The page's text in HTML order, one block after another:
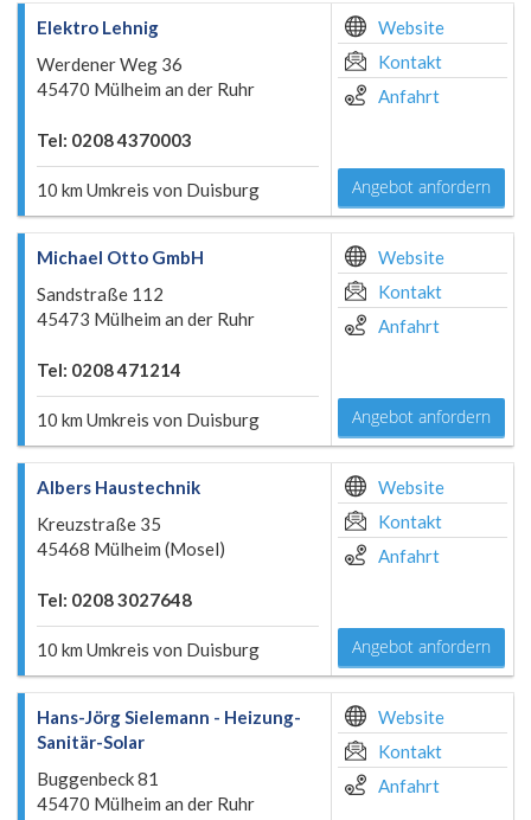
Elektro Lehnig
Werdener Weg 36
45470 Mülheim an der Ruhr
Tel: 0208 4370003
10 km Umkreis von Duisburg
Website
Kontakt
Anfahrt
Angebot anfordern
Michael Otto GmbH
Sandstraße 112
45473 Mülheim an der Ruhr
Tel: 0208 471214
10 km Umkreis von Duisburg
Website
Kontakt
Anfahrt
Angebot anfordern
Albers Haustechnik
Kreuzstraße 35
45468 Mülheim (Mosel)
Tel: 0208 3027648
10 km Umkreis von Duisburg
Website
Kontakt
Anfahrt
Angebot anfordern
Hans-Jörg Sielemann - Heizung-
Sanitär-Solar
Buggenbeck 81
45470 Mülheim an der Ruhr
Website
Kontakt
Anfahrt